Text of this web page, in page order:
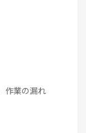
作業の漏れ